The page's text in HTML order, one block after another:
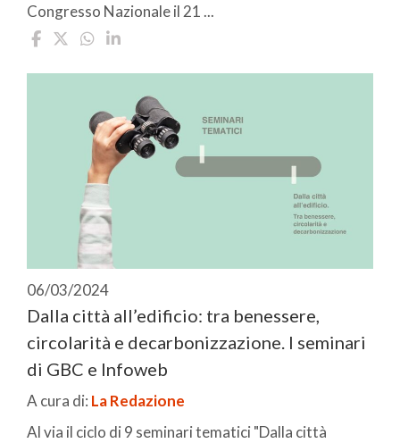
Congresso Nazionale il 21 ...
06/03/2024
Dalla città all’edificio: tra benessere,
circolarità e decarbonizzazione. I seminari
di GBC e Infoweb
A cura di: La Redazione
Al via il ciclo di 9 seminari tematici "Dalla città